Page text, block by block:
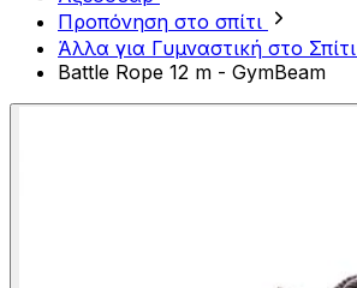
Προπόνηση στο σπίτι
Άλλα για Γυμναστική στο Σπίτι
Battle Rope 12 m - GymBeam